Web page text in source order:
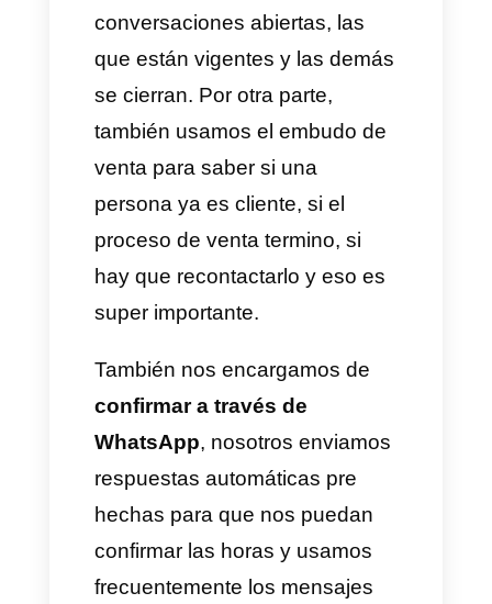
todas las demás.
La herramienta es muy estable
y nunca he tenido problemas
de caídas y creo que nos falta
tiempo y recursos para explotar
todo lo que tiene la herramienta
porque siempre están sacando
cosas nuevas.
3) ¿Cómo utilizan los
servicios de Callbell?
Actualmente, tenemos
puestos como 4 o 5 centros